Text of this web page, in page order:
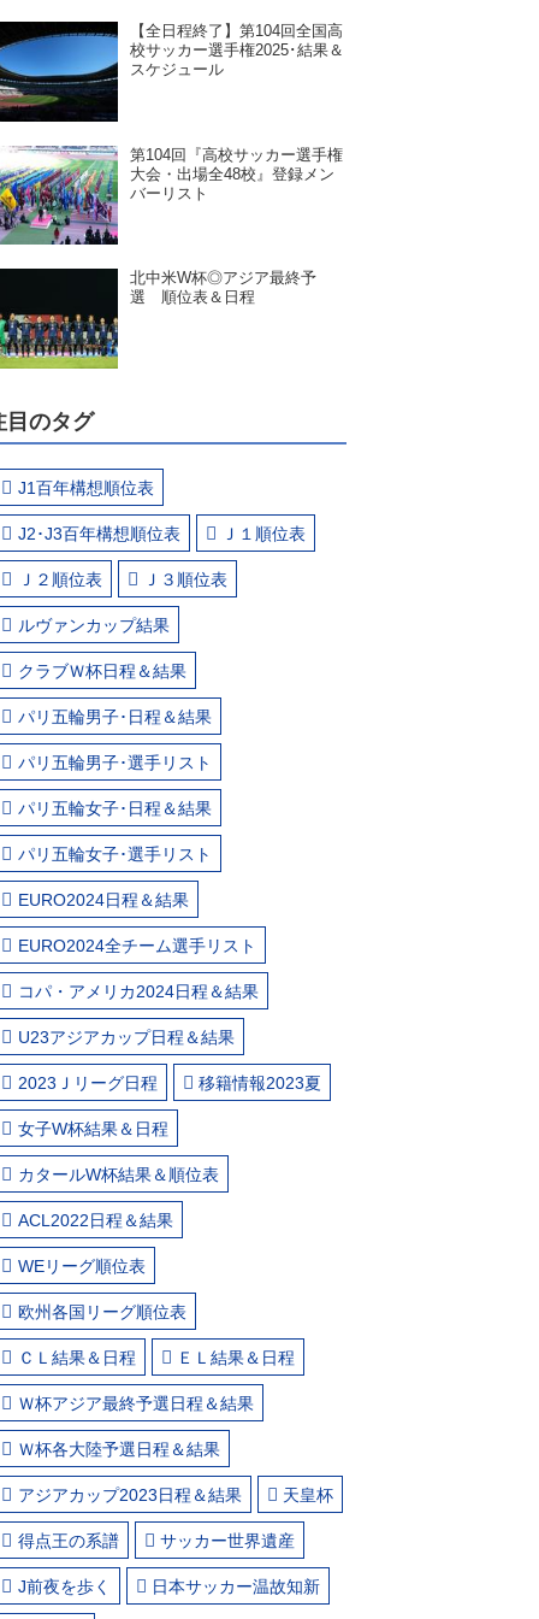
【全日程終了】第104回全国高
校サッカー選手権2025･結果＆
スケジュール
第104回『高校サッカー選手権
大会・出場全48校』登録メン
バーリスト
北中米W杯◎アジア最終予
選 順位表＆日程
目のタグ
J1百年構想順位表
J2･J3百年構想順位表 Ｊ１順位表
Ｊ２順位表 Ｊ３順位表
ルヴァンカップ結果
クラブＷ杯日程＆結果
パリ五輪男子･日程＆結果
パリ五輪男子･選手リスト
パリ五輪女子･日程＆結果
パリ五輪女子･選手リスト
EURO2024日程＆結果
EURO2024全チーム選手リスト
コパ・アメリカ2024日程＆結果
U23アジアカップ日程＆結果
2023Ｊリーグ日程 移籍情報2023夏
女子W杯結果＆日程
カタールW杯結果＆順位表
ACL2022日程＆結果
WEリーグ順位表
欧州各国リーグ順位表
ＣＬ結果＆日程 ＥＬ結果＆日程
Ｗ杯アジア最終予選日程＆結果
Ｗ杯各大陸予選日程＆結果
アジアカップ2023日程＆結果 天皇杯
得点王の系譜 サッカー世界遺産
J前夜を歩く 日本サッカー温故知新